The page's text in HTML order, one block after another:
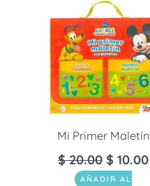
Mi Primer Maletín
$20.00 $ 10.00
AÑADIR AL